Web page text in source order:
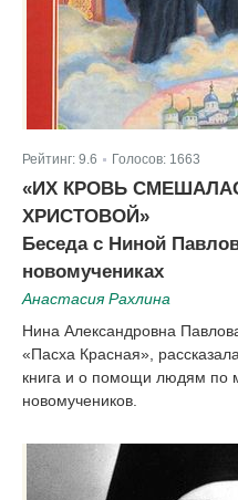
Рейтинг: 9.6 Голосов: 1663
«ИХ КРОВЬ
ХРИСТОВОЙ»
Беседа с Ниной
новомучениках
Анастасия Рахлина
Нина Александровна
«Пасха Красная»,
книга и о помощи людям по
новомучеников.